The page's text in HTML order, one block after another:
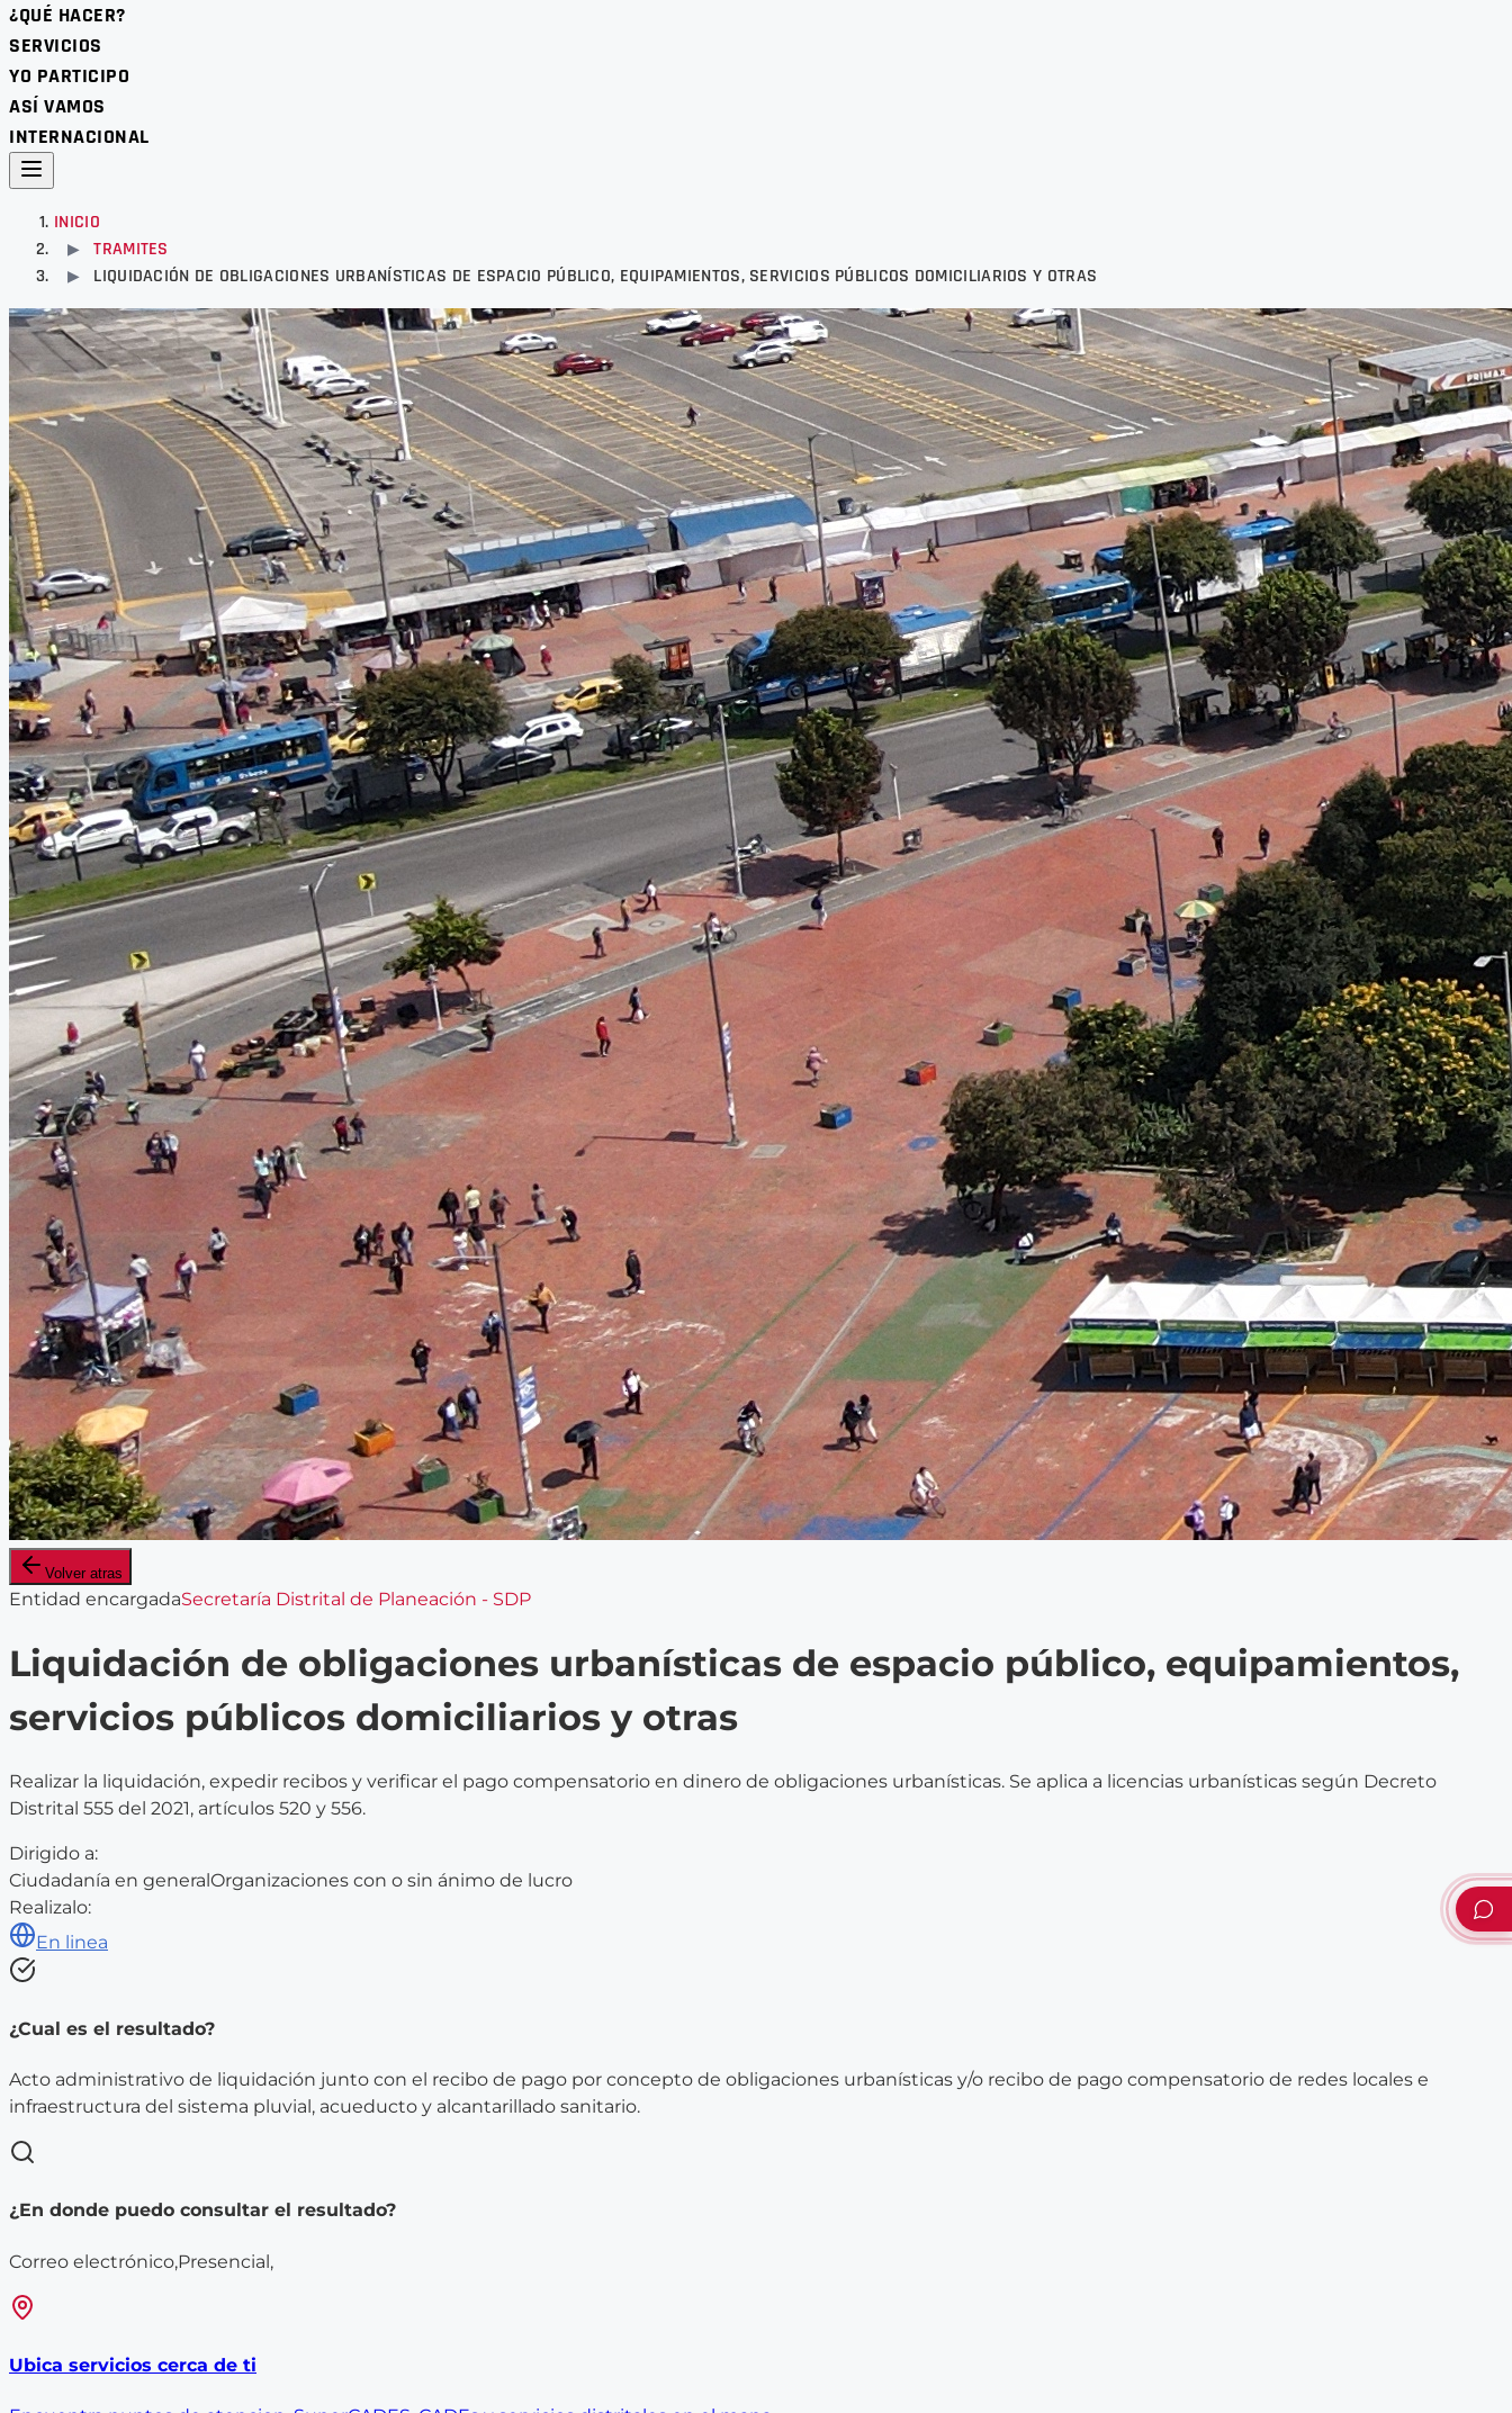
¿QUÉ HACER?
SERVICIOS
YO PARTICIPO
ASÍ VAMOS
INTERNACIONAL
INICIO
▶ TRAMITES
▶ LIQUIDACIÓN DE OBLIGACIONES URBANÍSTICAS DE ESPACIO PÚBLICO, EQUIPAMIENTOS, SERVICIOS PÚBLICOS DOMICILIARIOS Y OTRAS
Volver atras
Entidad encargadaSecretaría Distrital de Planeación - SDP
Liquidación de obligaciones urbanísticas de espacio público, equipamientos,
servicios públicos domiciliarios y otras
Realizar la liquidación, expedir recibos y verificar el pago compensatorio en dinero de obligaciones urbanísticas. Se aplica a licencias urbanísticas según Decreto
Distrital 555 del 2021, artículos 520 y 556.
Dirigido a:
Ciudadanía en general Organizaciones con o sin ánimo de lucro
Realizalo:
En linea
¿Cual es el resultado?
Acto administrativo de liquidación junto con el recibo de pago por concepto de obligaciones urbanísticas y/o recibo de pago compensatorio de redes locales e
infraestructura del sistema pluvial, acueducto y alcantarillado sanitario.
¿En donde puedo consultar el resultado?
Correo electrónico,Presencial,
Ubica servicios cerca de ti